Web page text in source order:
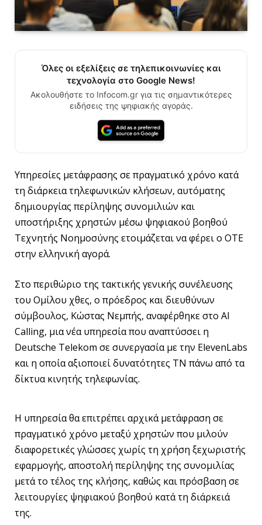
Όλες οι εξελίξεις σε τηλεπικοινωνίες και
τεχνολογία στο Google News!
Ακολουθήστε το Infocom.gr για τις σημαντικότερες
ειδήσεις της ψηφιακής αγοράς.
Υπηρεσίες μετάφρασης σε πραγματικό χρόνο κατά
τη διάρκεια τηλεφωνικών κλήσεων, αυτόματης
δημιουργίας περίληψης συνομιλιών και
υποστήριξης χρηστών μέσω ψηφιακού βοηθού
Τεχνητής Νοημοσύνης ετοιμάζεται να φέρει ο ΟΤΕ
στην ελληνική αγορά.
Στο περιθώριο της τακτικής γενικής συνέλευσης
του Ομίλου χθες, ο πρόεδρος και διευθύνων
σύμβουλος, Κώστας Νεμπής, αναφέρθηκε στο AI
Calling, μια νέα υπηρεσία που αναπτύσσει η
Deutsche Telekom σε συνεργασία με την ElevenLabs
και η οποία αξιοποιεί δυνατότητες ΤΝ πάνω από τα
δίκτυα κινητής τηλεφωνίας.
Η υπηρεσία θα επιτρέπει αρχικά μετάφραση σε
πραγματικό χρόνο μεταξύ χρηστών που μιλούν
διαφορετικές γλώσσες χωρίς τη χρήση ξεχωριστής
εφαρμογής, αποστολή περίληψης της συνομιλίας
μετά το τέλος της κλήσης, καθώς και πρόσβαση σε
λειτουργίες ψηφιακού βοηθού κατά τη διάρκειά
της.